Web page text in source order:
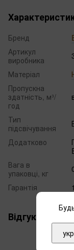
Бренд
Артикул
виробника
Матеріал
Пропускна
здатність, м³/
год
Тип
підсвічування
Додатково
Вага в
упаковці, кг
Гарантія
Відгуки